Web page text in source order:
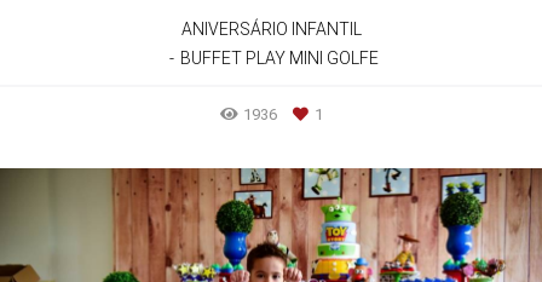
ANIVERSÁRIO INFANTIL
BUFFET PLAY MINI GOLFE
1936 1